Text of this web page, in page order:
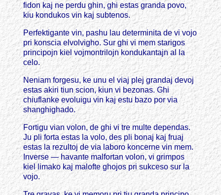
fidon kaj ne perdu ghin, ghi estas granda povo,
kiu kondukos vin kaj subtenos.
Perfektigante vin, pashu lau determinita de vi vojo
pri konscia elvolvigho. Sur ghi vi mem starigos
principojn kiel vojmontrilojn kondukantajn al la
celo.
Neniam forgesu, ke unu el viaj plej grandaj devoj
estas akiri tiun scion, kiun vi bezonas. Ghi
chiuflanke evoluigu vin kaj estu bazo por via
shanghighado.
Fortigu vian volon, de ghi vi tre multe dependas.
Ju pli forta estas la volo, des pli bonaj kaj fruaj
estas la rezultoj de via laboro koncerne vin mem.
Inverse — havante malfortan volon, vi grimpos
kiel limako kaj malofte ghojos pri sukceso sur la
vojo.